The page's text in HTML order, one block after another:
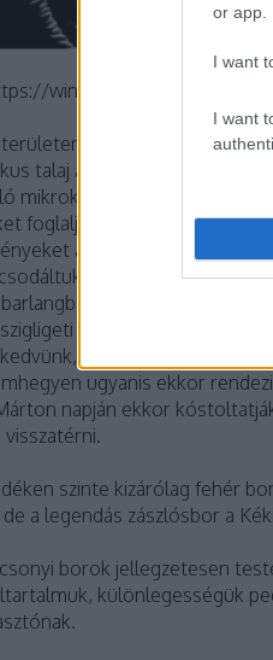
or app.
I want
I want
wines.travel/
területen már több ezer évvel
talaj adja, valamint a Nap
mikroklíma, amely
foglalja magában, hiszen
a gyönyörű hegyeken,
az itteni települések
bejárhatjuk a
vár segítségével
azt is megtehetjük.
ugyanis ekkor
napján ekkor
visszatérni.
szinte kizárólag fehér
a legendás zászlósbor a
borok jellegzetesen
különlegességük